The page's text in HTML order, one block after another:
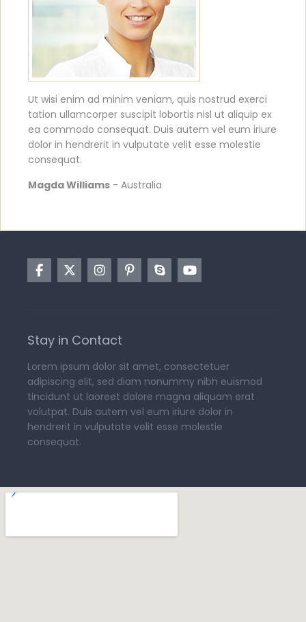
Ut wisi enim ad minim veniam, quis nostrud exerci
tation ullamcorper suscipit lobortis nisl ut aliquip ex
ea commodo consequat. Duis autem vel eum iriure
dolor in hendrerit in vulputate velit esse molestie
consequat.
Magda Williams - Australia
Stay in Contact
Lorem ipsum dolor sit amet, consectetuer
adipiscing elit, sed diam nonummy nibh euismod
tincidunt ut laoreet dolore magna aliquam erat
volutpat. Duis autem vel eum iriure dolor in
hendrerit in vulputate velit esse molestie
consequat.